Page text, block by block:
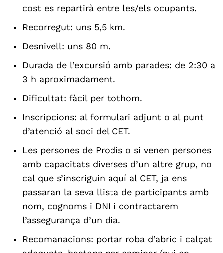
cost es repartirà entre les/els ocupants.
Recorregut: uns 5,5 km.
Desnivell: uns 80 m.
Durada de l’excursió amb parades: de 2:30 a
3 h aproximadament.
Dificultat: fàcil per tothom.
Inscripcions: al formulari adjunt o al punt
d’atenció al soci del CET.
Les persones de Prodis o si venen persones
amb capacitats diverses d’un altre grup, no
cal que s’inscriguin aquí al CET, ja ens
passaran la seva llista de participants amb
nom, cognoms i DNI i contractarem
l’assegurança d’un dia.
Recomanacions: portar roba d’abric i calçat